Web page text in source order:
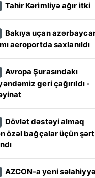
Tahir Kərimliyə ağır itki
aeroportda saxlanıldı
geri çağırıldı -
özəl bağçalar üçün şərt